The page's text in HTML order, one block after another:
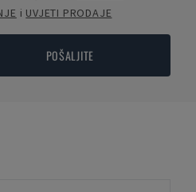
i UVJETI PRODAJE
POŠALJITE